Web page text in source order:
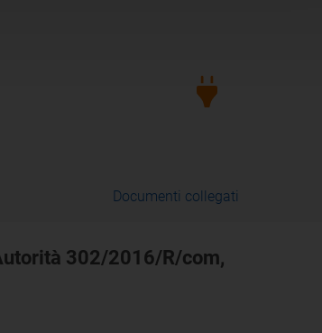
Documenti collegati
302/2016/R/com,